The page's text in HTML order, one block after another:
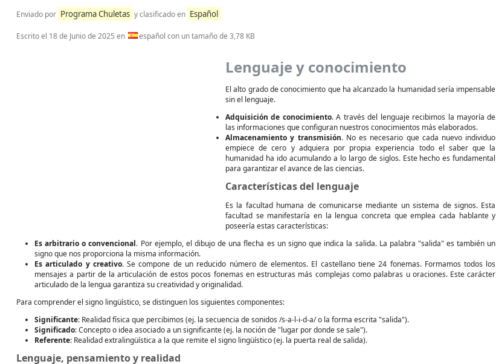
Enviado por Programa Chuletas y clasificado en Español
Escrito el 18 de Junio de 2025 en español con un tamaño de 3,78 KB
Lenguaje y conocimiento
El alto grado de conocimiento que ha alcanzado la humanidad sería impensable
sin el lenguaje.
Adquisición de conocimiento. A través del lenguaje recibimos la mayoría de
las informaciones que configuran nuestros conocimientos más elaborados.
Almacenamiento y transmisión. No es necesario que cada nuevo individuo
empiece de cero y adquiera por propia experiencia todo el saber que la
humanidad ha ido acumulando a lo largo de siglos. Este hecho es fundamental
para garantizar el avance de las ciencias.
Características del lenguaje
Es la facultad humana de comunicarse mediante un sistema de signos. Esta
facultad se manifestaría en la lengua concreta que emplea cada hablante y
poseería estas características:
Es arbitrario o convencional. Por ejemplo, el dibujo de una flecha es un signo que indica la salida. La palabra "salida" es también un
signo que nos proporciona la misma información.
Es articulado y creativo. Se compone de un reducido número de elementos. El castellano tiene 24 fonemas. Formamos todos los
mensajes a partir de la articulación de estos pocos fonemas en estructuras más complejas como palabras u oraciones. Este carácter
articulado de la lengua garantiza su creatividad y originalidad.
Para comprender el signo lingüístico, se distinguen los siguientes componentes:
Significante: Realidad física que percibimos (ej. la secuencia de sonidos /s-a-l-i-d-a/ o la forma escrita "salida").
Significado: Concepto o idea asociado a un significante (ej. la noción de "lugar por donde se sale").
Referente: Realidad extralingüística a la que remite el signo lingüístico (ej. la puerta real de salida).
Lenguaje, pensamiento y realidad